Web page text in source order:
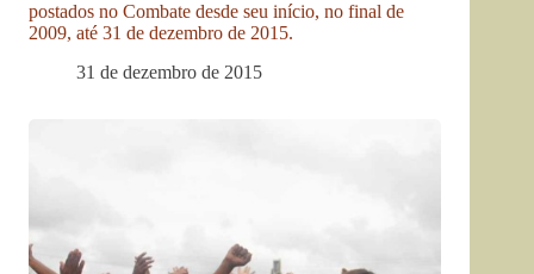
postados no Combate desde seu início, no final de
2009, até 31 de dezembro de 2015.
31 de dezembro de 2015